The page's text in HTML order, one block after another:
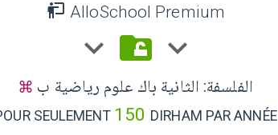
AlloSchool Premium
الفلسفة: الثانية باك علوم رياضية ب
SEULEMENT 150 DIRHAM PAR ANNÉE